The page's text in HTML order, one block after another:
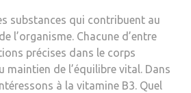
substances qui contribuent au
l’organisme. Chacune d’entre
précises dans le corps
maintien de l’équilibre vital. Dans
à la vitamine B3. Quel